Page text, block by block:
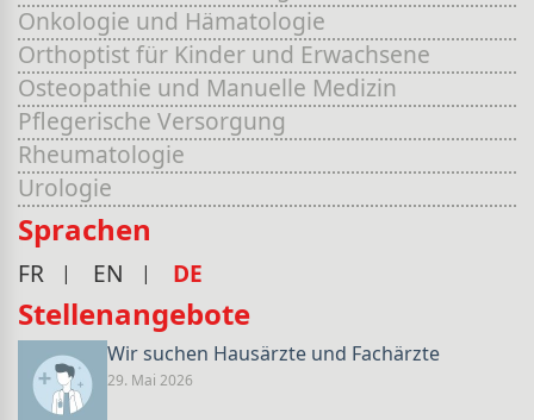
Onkologie und Hämatologie
Orthoptist für Kinder und Erwachsene
Osteopathie und Manuelle Medizin
Pflegerische Versorgung
Rheumatologie
Urologie
Sprachen
FR EN DE
Stellenangebote
Wir suchen Hausärzte und Fachärzte
29. Mai 2026